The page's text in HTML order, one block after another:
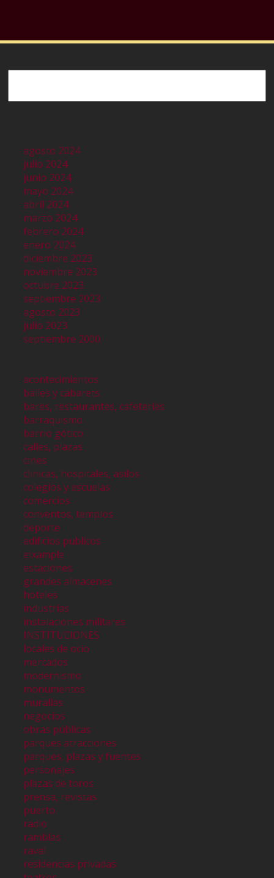
agosto 2024
julio 2024
junio 2024
mayo 2024
abril 2024
marzo 2024
febrero 2024
enero 2024
diciembre 2023
noviembre 2023
octubre 2023
septiembre 2023
agosto 2023
julio 2023
septiembre 2000
acontecimientos
bailes y cabarets
bares, restaurantes, cafeterías
barraquismo
barrio gótico
calles, plazas
cines
clinicas, hospitales, asilos
colegios y escuelas
comercios
conventos, templos
deporte
edificios publicos
eixample
estaciones
grandes almacenes
hoteles
industrias
instalaciones militares
INSTITUCIONES
locales de ocio
mercados
modernismo
monumentos
murallas
negocios
obras públicas
parques atracciones
parques, plazas y fuentes
personajes
plazas de toros
prensa, revistas
puerto
radio
ramblas
raval
residencias privadas